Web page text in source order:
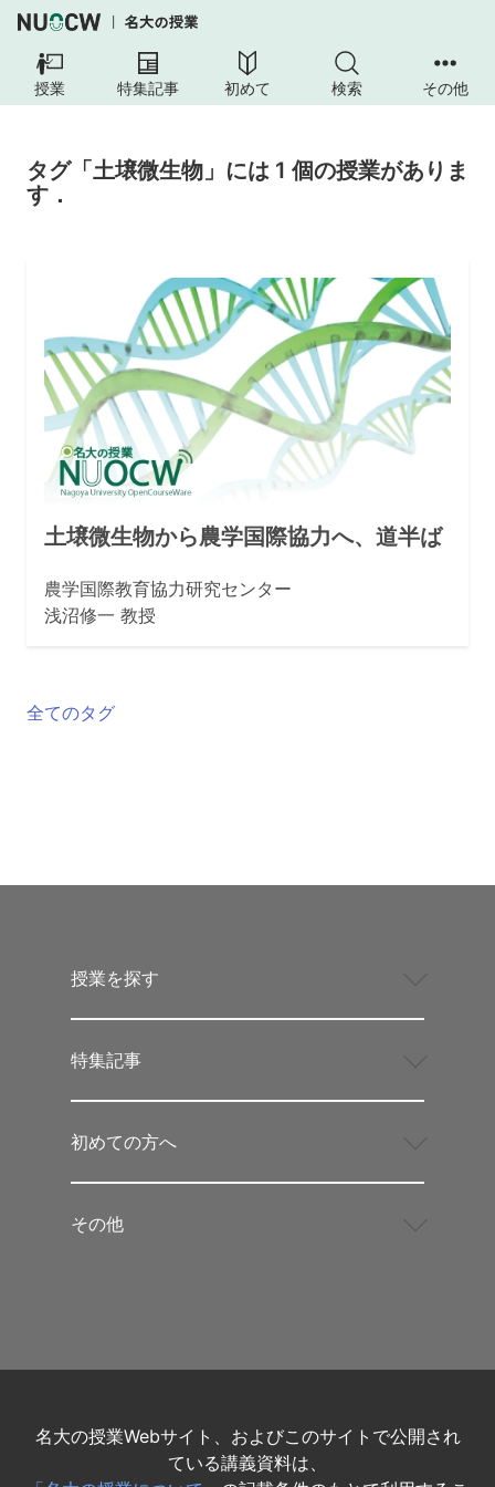
授業 特集記事 初めて 検索 その他
タグ「土壌微生物」には 1 個の授業がありま
す．
土壌微生物から農学国際協力へ、道半ば
農学国際教育協力研究センター
浅沼修一 教授
全てのタグ
授業を探す
特集記事
初めての方へ
その他
名大の授業Webサイト、およびこのサイトで公開され
ている講義資料は、